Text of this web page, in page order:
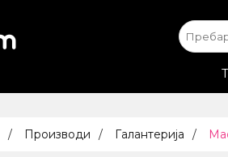
Производи Галантерија
• iPad